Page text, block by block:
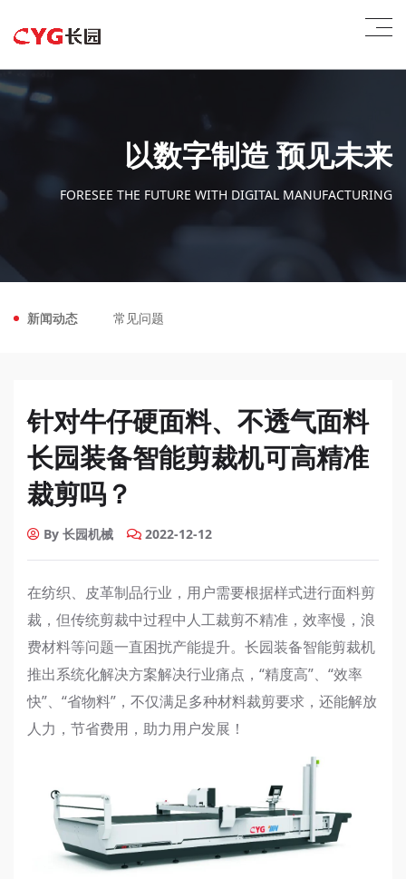
以数字制造 预见未来
FORESEE THE FUTURE WITH DIGITAL MANUFACTURING
新闻动态 常见问题
针对牛仔硬面料、不透气面料
长园装备智能剪裁机可高精准
裁剪吗？
By 长园机械 2022-12-12
在纺织、皮革制品行业，用户需要根据样式进行面料剪
裁，但传统剪裁中过程中人工裁剪不精准，效率慢，浪
费材料等问题一直困扰产能提升。长园装备智能剪裁机
推出系统化解决方案解决行业痛点，“精度高”、“效率
快”、“省物料”，不仅满足多种材料裁剪要求，还能解放
人力，节省费用，助力用户发展！